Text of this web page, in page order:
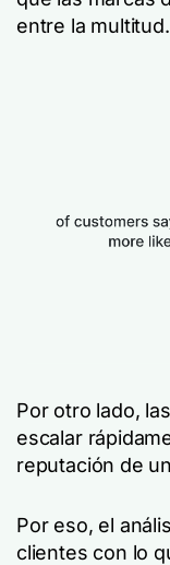
entre la multitud.
Por otro lado,
escalar
reputación de
Por eso, el
clientes con lo